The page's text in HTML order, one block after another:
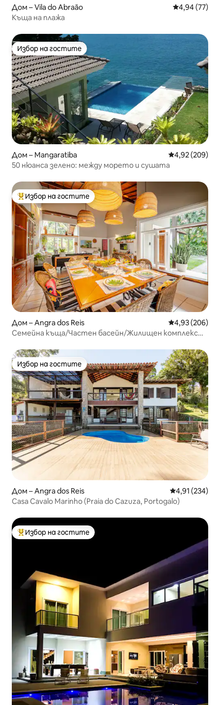
Дом – Vila do Abraão Средна
4,94 (77)
Къща на плажа
Избор на гостите
Избор на гостите
Дом – Mangaratiba Средна
4,92 (209)
50 нюанса зелено: между морето и сушата
Най-популярен избор на гостите
Избор на гостите
Дом – Angra dos Reis Средна
4,93 (206)
Семейна къща/Частен басейн/Жилищен комплекс
Избор на гостите
Избор на гостите
Дом – Angra dos Reis Средна
4,91 (234)
Casa Cavalo Marinho (Praia do Cazuza, Portogalo)
Най-популярен избор на гостите
Избор на гостите